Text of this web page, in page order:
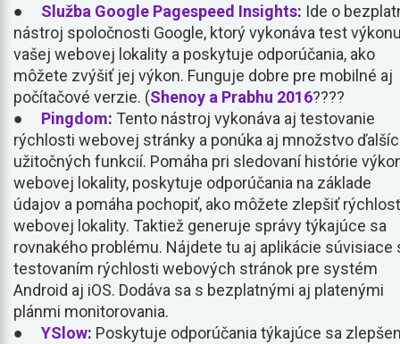
● Služba Google Pagespeed Insights: Ide o
nástroj spoločnosti Google, ktorý vykonáva test
vašej webovej lokality a poskytuje odporúčania, ako
môžete zvýšiť jej výkon. Funguje dobre pre mobilné aj
počítačové verzie. (Shenoy a Prabhu 2016????
● Pingdom: Tento nástroj vykonáva aj testovanie
rýchlosti webovej stránky a ponúka aj množstvo
užitočných funkcií. Pomáha pri sledovaní histórie
webovej lokality, poskytuje odporúčania na základe
údajov a pomáha pochopiť, ako môžete zlepšiť rýchlosť
webovej lokality. Taktiež generuje správy týkajúce sa
rovnakého problému. Nájdete tu aj aplikácie súvisiace
testovaním rýchlosti webových stránok pre systém
Android aj iOS. Dodáva sa s bezplatnými aj platenými
plánmi monitorovania.
● YSlow: Poskytuje odporúčania týkajúce sa